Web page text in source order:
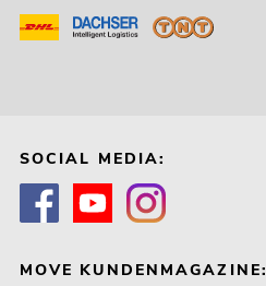
SOCIAL MEDIA:
MOVE KUNDENMAGAZINE: